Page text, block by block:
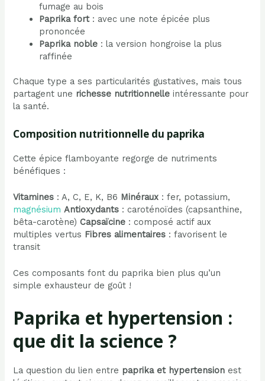
fumage au bois
Paprika fort: avec une note épicée plus
prononcée
Paprika noble : la version hongroise la plus
raffinée
Chaque type a ses particularités gustatives, mais tous
partagent une richesse nutritionnelle intéressante pour
la santé.
Composition nutritionnelle du paprika
Cette épice flamboyante regorge de nutriments
bénéfiques :
Vitamines : A, C, E, K, B6 Minéraux : fer, potassium,
magnésium Antioxydants : caroténoïdes (capsanthine,
bêta-carotène)Capsaïcine : composé actif aux
multiples vertus Fibres alimentaires : favorisent le
transit
Ces composants font du paprika bien plus qu’un
simple exhausteur de goût !
Paprika et hypertension :
que dit la science ?
La question du lien entre paprika et hypertension est